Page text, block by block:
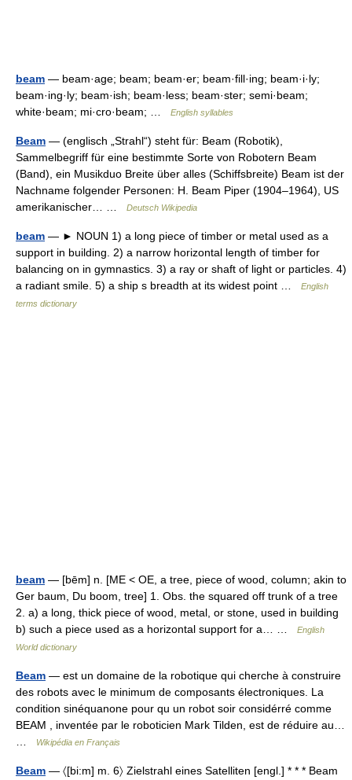
beam — beam·age; beam; beam·er; beam·fill·ing; beam·i·ly;
beam·ing·ly; beam·ish; beam·less; beam·ster; semi·beam;
white·beam; mi·cro·beam; …
English syllables
Beam — (englisch „Strahl“) steht für: Beam (Robotik),
Sammelbegriff für eine bestimmte Sorte von Robotern Beam
(Band), ein Musikduo Breite über alles (Schiffsbreite) Beam ist der
Nachname folgender Personen: H. Beam Piper (1904–1964), US
amerikanischer… …
Deutsch Wikipedia
beam — ► NOUN 1) a long piece of timber or metal used as a
support in building. 2) a narrow horizontal length of timber for
balancing on in gymnastics. 3) a ray or shaft of light or particles. 4)
a radiant smile. 5) a ship s breadth at its widest point …
English
terms dictionary
beam — [bēm] n. [ME < OE, a tree, piece of wood, column; akin to
Ger baum, Du boom, tree] 1. Obs. the squared off trunk of a tree
2. a) a long, thick piece of wood, metal, or stone, used in building
b) such a piece used as a horizontal support for a… …
English
World dictionary
Beam — est un domaine de la robotique qui cherche à construire
des robots avec le minimum de composants électroniques. La
condition sinéquanone pour qu un robot soir considérré comme
BEAM , inventée par le roboticien Mark Tilden, est de réduire au…
Wikipédia en Français
Beam — 〈[bi:m] m. 6〉 Zielstrahl eines Satelliten [engl.] * * * Beam